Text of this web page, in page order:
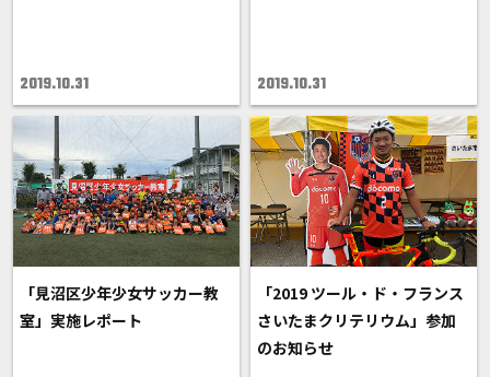
2019.10.31 2019.10.31
「見沼区少年少女サッカー教
室」実施レポート
「2019 ツール・ド・フランス
さいたまクリテリウム」参加
のお知らせ